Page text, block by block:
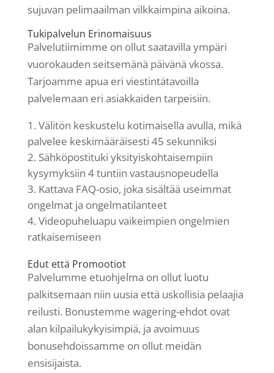
sujuvan pelimaailman vilkkaimpina aikoina.
Tukipalvelun Erinomaisuus
Palvelutiimimme on ollut saatavilla ympäri
vuorokauden seitsemänä päivänä vkossa.
Tarjoamme apua eri viestintätavoilla
palvelemaan eri asiakkaiden tarpeisiin.
Välitön keskustelu kotimaisella avulla, mikä
palvelee keskimääräisesti 45 sekunniksi
Sähköpostituki yksityiskohtaisempiin
kysymyksiin 4 tuntiin vastausnopeudella
Kattava FAQ-osio, joka sisältää useimmat
ongelmat ja ongelmatilanteet
Videopuheluapu vaikeimpien ongelmien
ratkaisemiseen
Edut että Promootiot
Palvelumme etuohjelma on ollut luotu
palkitsemaan niin uusia että uskollisia pelaajia
reilusti. Bonustemme wagering-ehdot ovat
alan kilpailukykyisimpiä, ja avoimuus
bonusehdoissamme on ollut meidän
ensisijaista.